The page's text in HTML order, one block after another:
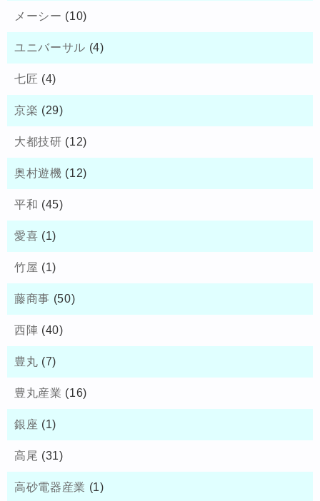
メーシー (10)
ユニバーサル (4)
七匠 (4)
京楽 (29)
大都技研 (12)
奥村遊機 (12)
平和 (45)
愛喜 (1)
竹屋 (1)
藤商事 (50)
西陣 (40)
豊丸 (7)
豊丸産業 (16)
銀座 (1)
高尾 (31)
高砂電器産業 (1)